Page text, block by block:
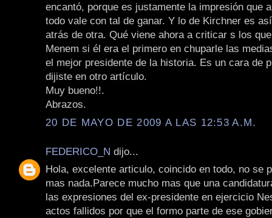
encantó, porque es justamente la impresión que
todo vale con tal de ganar. Y lo de Kirchner es
atrás de otra. Qué viene ahora a criticar s los
Menem si él era el primero en chuparle las
el mejor presidente de la historia. Es un cara de
dijiste en otro artículo.
Muy bueno!!.
Abrazos.
20 DE MAYO DE 2009 A LAS 12:53 A.M.
FEDERICO_N dijo...
Hola, excelente articulo, coincido en todo, no se
mas nada.Parece mucho mas que una
las expresiones del ex-presidente en ejercicio
actos fallidos por que el formo parte de ese